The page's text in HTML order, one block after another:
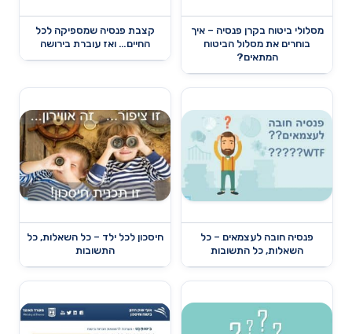
מסלולי ביטוח בקרן פנסיה – איך
בוחרים את מסלול הביטוח
המתאים?
קצבת פנסיה שמספיקה לכל
החיים… ואז עוברת בירושה
פנסיה חובה לעצמאים – כל
השאלות, כל התשובות
חיסכון לכל ילד – כל השאלות, כל
התשובות